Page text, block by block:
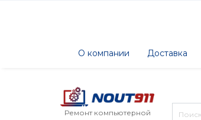
О компании Доставка
Ремонт компьютерной